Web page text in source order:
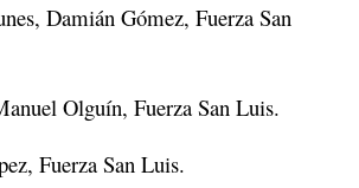
Damián Gómez, Fuerza San
Olguín, Fuerza San Luis.
Fuerza San Luis.